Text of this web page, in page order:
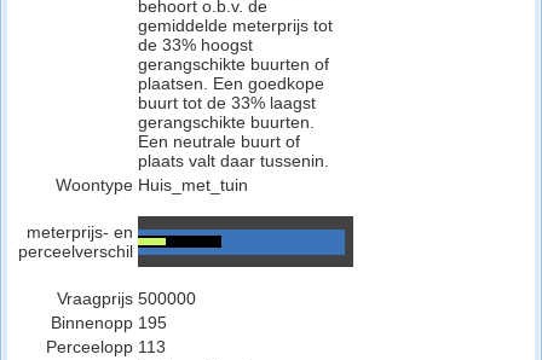
behoort o.b.v. de
gemiddelde meterprijs tot
de 33% hoogst
gerangschikte buurten of
plaatsen. Een goedkope
buurt tot de 33% laagst
gerangschikte buurten.
Een neutrale buurt of
plaats valt daar tussenin.
Woontype Huis_met_tuin
meterprijs- en
perceelverschil
Vraagprijs 500000
Binnenopp 195
Perceelopp 113